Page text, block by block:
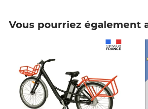
Vous pourriez également
Prix